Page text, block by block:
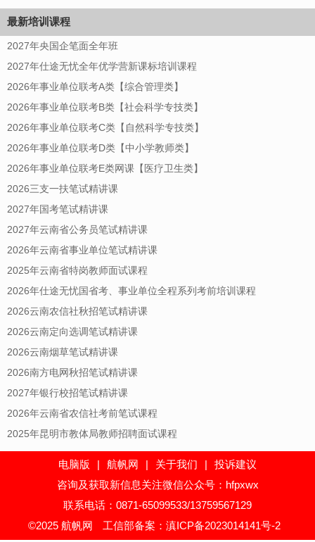
最新培训课程
2027年央国企笔面全年班
2027年仕途无忧全年优学营新课标培训课程
2026年事业单位联考A类【综合管理类】
2026年事业单位联考B类【社会科学专技类】
2026年事业单位联考C类【自然科学专技类】
2026年事业单位联考D类【中小学教师类】
2026年事业单位联考E类网课【医疗卫生类】
2026三支一扶笔试精讲课
2027年国考笔试精讲课
2027年云南省公务员笔试精讲课
2026年云南省事业单位笔试精讲课
2025年云南省特岗教师面试课程
2026年仕途无忧国省考、事业单位全程系列考前培训课程
2026云南农信社秋招笔试精讲课
2026云南定向选调笔试精讲课
2026云南烟草笔试精讲课
2026南方电网秋招笔试精讲课
2027年银行校招笔试精讲课
2026年云南省农信社考前笔试课程
2025年昆明市教体局教师招聘面试课程
电脑版 | 航帆网 | 关于我们 |
投诉建议
咨询及获取新信息关注微信公众号：hfpxwx
联系电话：0871-65099533/13759567129
©2025 航帆网
工信部备案：滇ICP备2023014141号-2